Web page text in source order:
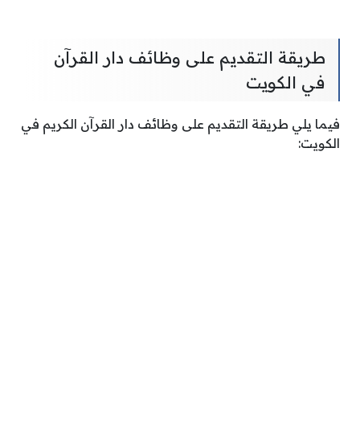
طريقة التقديم على وظائف دار القرآن
في الكويت
فيما يلي طريقة التقديم على وظائف دار القرآن الكريم في
الكويت: